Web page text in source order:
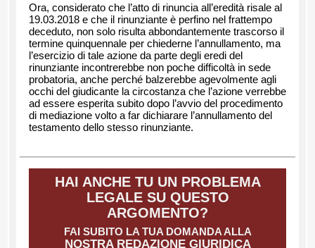
Ora, considerato che l’atto di rinuncia all’eredità risale al
19.03.2018 e che il rinunziante è perfino nel frattempo
deceduto, non solo risulta abbondantemente trascorso il
termine quinquennale per chiederne l’annullamento, ma
l’esercizio di tale azione da parte degli eredi del
rinunziante incontrerebbe non poche difficoltà in sede
probatoria, anche perché balzerebbe agevolmente agli
occhi del giudicante la circostanza che l’azione verrebbe
ad essere esperita subito dopo l’avvio del procedimento
di mediazione volto a far dichiarare l’annullamento del
testamento dello stesso rinunziante.
HAI ANCHE TU UN PROBLEMA
LEGALE SU QUESTO
ARGOMENTO?
FAI SUBITO LA TUA DOMANDA ALLA
NOSTRA REDAZIONE GIURIDICA